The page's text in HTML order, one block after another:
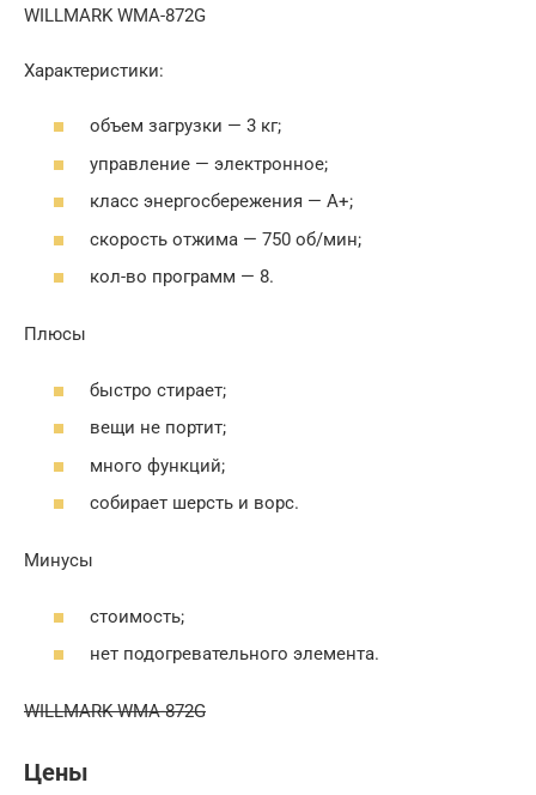
WILLMARK WMA-872G
Характеристики:
объем загрузки — 3 кг;
управление — электронное;
класс энергосбережения — А+;
скорость отжима — 750 об/мин;
кол-во программ — 8.
Плюсы
быстро стирает;
вещи не портит;
много функций;
собирает шерсть и ворс.
Минусы
стоимость;
нет подогревательного элемента.
WILLMARK WMA-872G
Цены